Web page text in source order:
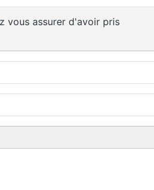
vous assurer d'avoir pris